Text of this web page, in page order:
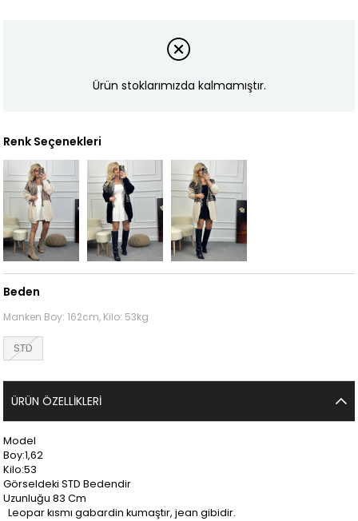
Ürün stoklarımızda kalmamıştır.
Renk Seçenekleri
Beden
Manken Boy: 162cm, Kilo: 53kg
STD
ÜRÜN ÖZELLIKLERI
Model
Boy:1,62
Kilo:53
Görseldeki STD Bedendir
Uzunluğu 83 Cm
Leopar kısmı gabardin kumaştır, jean gibidir.